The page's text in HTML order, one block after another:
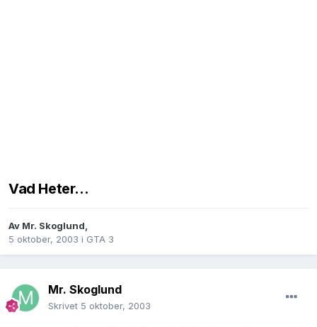
Vad Heter...
Av Mr. Skoglund,
5 oktober, 2003 i GTA 3
Mr. Skoglund
Skrivet 5 oktober, 2003